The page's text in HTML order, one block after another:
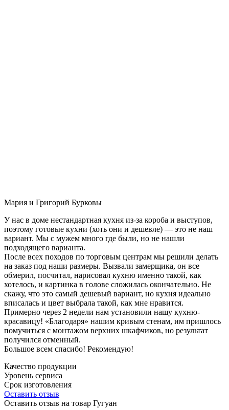
Мария и Григорий Бурковы
У нас в доме нестандартная кухня из-за короба и выступов,
поэтому готовые кухни (хоть они и дешевле) — это не наш
вариант. Мы с мужем много где были, но не нашли
подходящего варианта.
После всех походов по торговым центрам мы решили делать
на заказ под наши размеры. Вызвали замерщика, он все
обмерил, посчитал, нарисовал кухню именно такой, как
хотелось, и картинка в голове сложилась окончательно. Не
скажу, что это самый дешевый вариант, но кухня идеально
вписалась и цвет выбрала такой, как мне нравится.
Примерно через 2 недели нам установили нашу кухню-
красавицу! «Благодаря» нашим кривым стенам, им пришлось
помучиться с монтажом верхних шкафчиков, но результат
получился отменный.
Большое всем спасибо! Рекомендую!
Качество продукции
Уровень сервиса
Срок изготовления
Оставить отзыв
Оставить отзыв на товар Гугуан